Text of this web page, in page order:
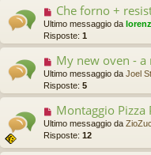
Che forno +
Ultimo messaggio da
Risposte: 1
My new oven - a
Ultimo messaggio da Joel
Risposte: 5
Montaggio
Ultimo messaggio da
Risposte: 12